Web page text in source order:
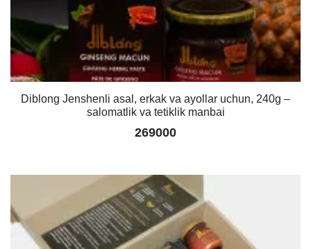
Diblong Jenshenli asal, erkak va ayollar uchun, 240g –
salomatlik va tetiklik manbai
269000